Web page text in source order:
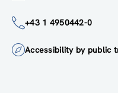
+43 1 4950442-0
Accessibility by public